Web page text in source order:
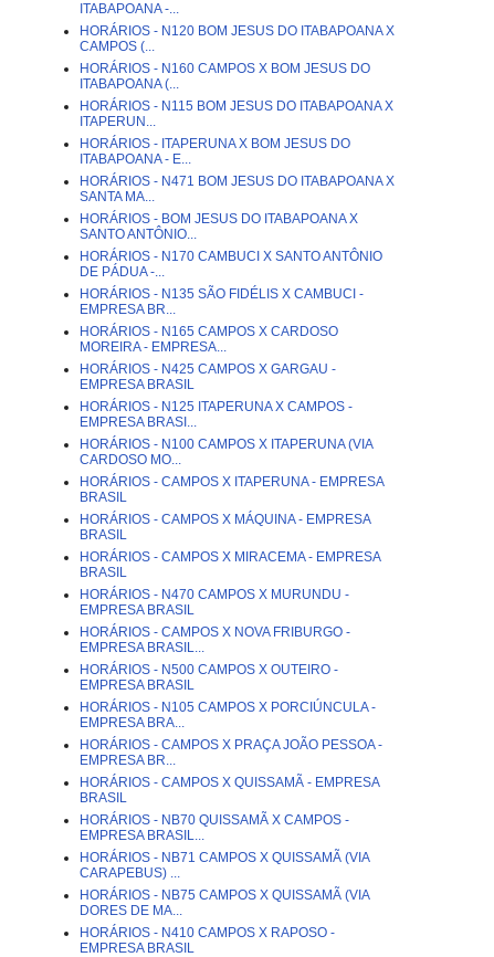
ITABAPOANA -...
HORÁRIOS - N120 BOM JESUS DO ITABAPOANA X
CAMPOS (...
HORÁRIOS - N160 CAMPOS X BOM JESUS DO
ITABAPOANA (...
HORÁRIOS - N115 BOM JESUS DO ITABAPOANA X
ITAPERUN...
HORÁRIOS - ITAPERUNA X BOM JESUS DO
ITABAPOANA - E...
HORÁRIOS - N471 BOM JESUS DO ITABAPOANA X
SANTA MA...
HORÁRIOS - BOM JESUS DO ITABAPOANA X
SANTO ANTÔNIO...
HORÁRIOS - N170 CAMBUCI X SANTO ANTÔNIO
DE PÁDUA -...
HORÁRIOS - N135 SÃO FIDÉLIS X CAMBUCI -
EMPRESA BR...
HORÁRIOS - N165 CAMPOS X CARDOSO
MOREIRA - EMPRESA...
HORÁRIOS - N425 CAMPOS X GARGAU -
EMPRESA BRASIL
HORÁRIOS - N125 ITAPERUNA X CAMPOS -
EMPRESA BRASI...
HORÁRIOS - N100 CAMPOS X ITAPERUNA (VIA
CARDOSO MO...
HORÁRIOS - CAMPOS X ITAPERUNA - EMPRESA
BRASIL
HORÁRIOS - CAMPOS X MÁQUINA - EMPRESA
BRASIL
HORÁRIOS - CAMPOS X MIRACEMA - EMPRESA
BRASIL
HORÁRIOS - N470 CAMPOS X MURUNDU -
EMPRESA BRASIL
HORÁRIOS - CAMPOS X NOVA FRIBURGO -
EMPRESA BRASIL...
HORÁRIOS - N500 CAMPOS X OUTEIRO -
EMPRESA BRASIL
HORÁRIOS - N105 CAMPOS X PORCIÚNCULA -
EMPRESA BRA...
HORÁRIOS - CAMPOS X PRAÇA JOÃO PESSOA -
EMPRESA BR...
HORÁRIOS - CAMPOS X QUISSAMÃ - EMPRESA
BRASIL
HORÁRIOS - NB70 QUISSAMÃ X CAMPOS -
EMPRESA BRASIL...
HORÁRIOS - NB71 CAMPOS X QUISSAMÃ (VIA
CARAPEBUS) ...
HORÁRIOS - NB75 CAMPOS X QUISSAMÃ (VIA
DORES DE MA...
HORÁRIOS - N410 CAMPOS X RAPOSO -
EMPRESA BRASIL